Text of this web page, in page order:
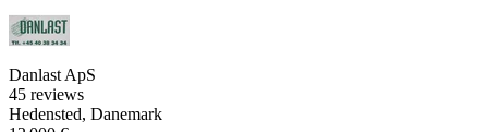
Danlast ApS
45 reviews
Hedensted, Danemark